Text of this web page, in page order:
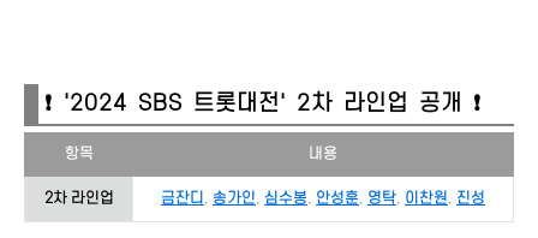
❗ '2024 SBS 트롯대전' 2차 라인업 공개 ❗
항목 내용
2차 라인업 금잔디 , 송가인, 심수봉, 안성훈, 영탁, 이찬원, 진성